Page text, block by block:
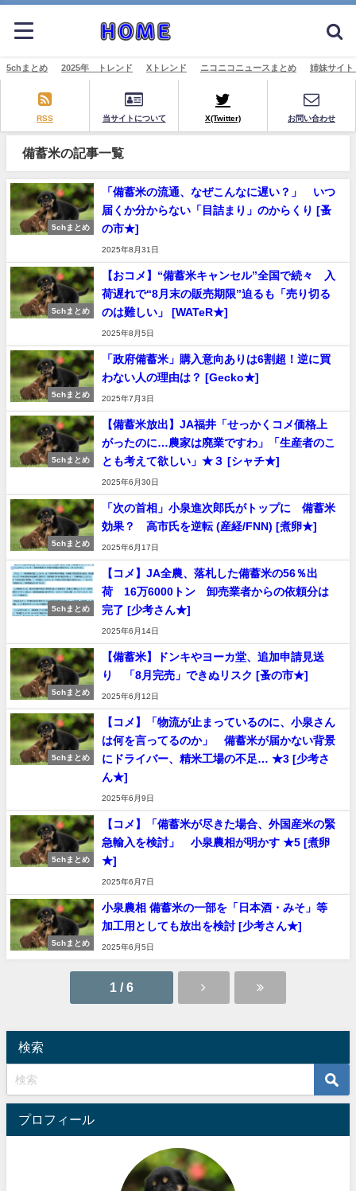
5chまとめ 2025年 トレンド Xトレンド ニコニコニュースまとめ 姉妹サイ
RSS 当サイトについて X(Twitter) お問い合わせ
備蓄米の記事一覧
5chまとめ
「備蓄米の流通、なぜこんなに遅い？」 いつ
届くか分からない「目詰まり」のからくり [蚤
の市★]
2025年8月31日
5chまとめ
【おコメ】“備蓄米キャンセル”全国で続々 入
荷遅れで“8月末の販売期限”迫るも「売り切る
のは難しい」 [WATeR★]
2025年8月5日
5chまとめ
「政府備蓄米」購入意向ありは6割超！逆に買
わない人の理由は？ [Gecko★]
2025年7月3日
5chまとめ
【備蓄米放出】JA福井「せっかくコメ価格上
がったのに…農家は廃業ですわ」「生産者のこ
とも考えて欲しい」★３ [シャチ★]
2025年6月30日
5chまとめ
「次の首相」小泉進次郎氏がトップに 備蓄米
効果？ 高市氏を逆転 (産経/FNN) [煮卵★]
2025年6月17日
5chまとめ
【コメ】JA全農、落札した備蓄米の56％出
荷 16万6000トン 卸売業者からの依頼分は
完了 [少考さん★]
2025年6月14日
5chまとめ
【備蓄米】ドンキやヨーカ堂、追加申請見送
り 「8月完売」できぬリスク [蚤の市★]
2025年6月12日
5chまとめ
【コメ】「物流が止まっているのに、小泉さん
は何を言ってるのか」 備蓄米が届かない背景
にドライバー、精米工場の不足… ★3 [少考さ
ん★]
2025年6月9日
5chまとめ
【コメ】「備蓄米が尽きた場合、外国産米の緊
急輸入を検討」 小泉農相が明かす ★5 [煮卵
★]
2025年6月7日
5chまとめ
小泉農相 備蓄米の一部を「日本酒・みそ」等
加工用としても放出を検討 [少考さん★]
2025年6月5日
1 / 6
検索
プロフィール